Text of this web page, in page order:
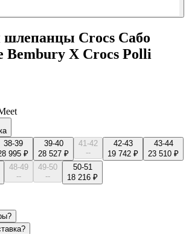
шлепанцы Crocs Сабо
Bembury X Crocs Polli
38-39
995 ₽
39-40
28 527 ₽
41-42
--
42-43
19 742 ₽
43-44
23 510 ₽
48-49
--
49-50
--
50-51
18 216 ₽